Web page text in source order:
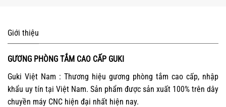
Giới thiệu
GƯƠNG PHÒNG TẮM CAO CẤP GUKI
Guki Việt Nam : Thương hiệu gương phòng tắm cao cấp, nhập
khẩu uy tín tại Việt Nam. Sản phẩm được sản xuất 100% trên dây
chuyền máy CNC hiện đại nhất hiện nay.